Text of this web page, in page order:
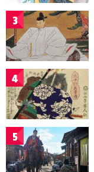
3
4
5